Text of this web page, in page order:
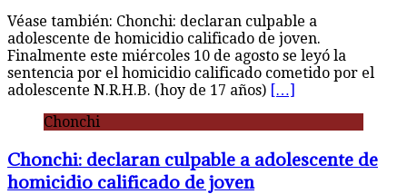
Véase también: Chonchi: declaran culpable a
adolescente de homicidio calificado de joven.
Finalmente este miércoles 10 de agosto se leyó la
sentencia por el homicidio calificado cometido por el
adolescente N.R.H.B. (hoy de 17 años) […]
Chonchi
Chonchi: declaran culpable a adolescente de
homicidio calificado de joven